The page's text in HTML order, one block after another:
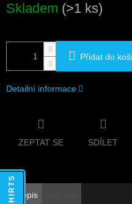
cena:
Skladem (>1 ks)
Přidat do
Detailní informace
ZEPTAT SE SDÍLET
Popis